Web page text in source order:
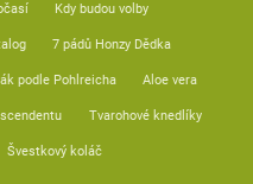
Kdy budou volby
7 pádů Honzy Dědka
podle Pohlreicha Aloe vera
Tvarohové knedlíky
Švestkový koláč